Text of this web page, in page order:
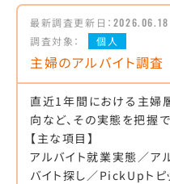
最新調査更新日： 2026.06.18
調査対象：
個人
主婦のアルバイト調査
直近1年間における主婦
向など、その実態を把握
【主な項目】
アルバイト就業実態／ア
バイト探し／PickUpトピ